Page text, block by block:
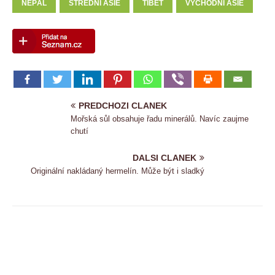
NEPÁL STŘEDNÍ ASIE TIBET VÝCHODNÍ ASIE
PREDCHOZI CLANEK
Mořská sůl obsahuje řadu minerálů. Navíc zaujme
chutí
DALSI CLANEK
Originální nakládaný hermelín. Může být i sladký